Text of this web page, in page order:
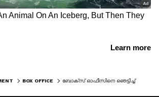
BOX OFFICE